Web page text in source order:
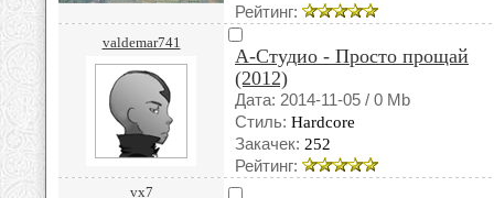
Рейтинг:
valdemar741
А-Студио - Просто прощай
(2012)
Дата: 2014-11-05 / 0 Mb
Стиль: Hardcore
Закачек: 252
Рейтинг:
vx7